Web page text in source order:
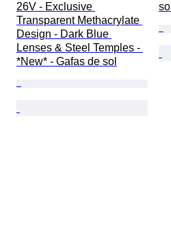
26V - Exclusive
Transparent Methacrylate
Design - Dark Blue
Lenses & Steel Temples -
*New* - Gafas de sol
sol